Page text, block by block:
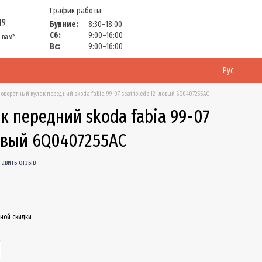
вам?
График работы:
Будние:
8:30–18:00
Сб:
9:00–16:00
Вс:
9:00–16:00
Рус
кулак передний skoda fabia 99-07 seat toledo 12- левый 6Q0407255AC
передний skoda fabia 99-07
6Q0407255AC
отзыв
скидки